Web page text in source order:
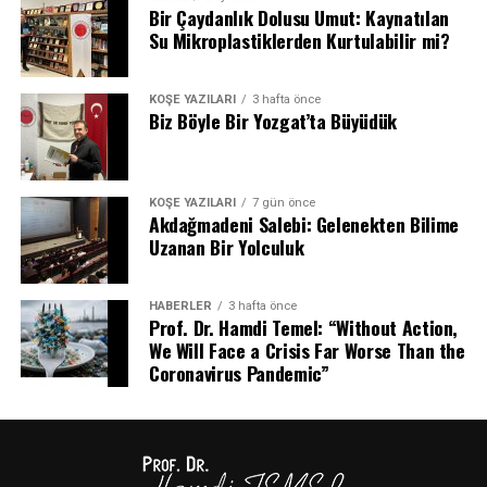
peynir, aslında bizlere çok önemli bir gerçeği anlatıyor:
Geçmişten geleceğe uzanan güçlü üretim mirasımız;
hem sağlığımızı koruyor hem de eşsiz lezzetleri
yaşatmaya devam ediyor.
Bu anlamlı ziyareti gerçekleştirmemize vesile olan
Bir Çaydanlık Dolusu Umut: Kaynatılan
Su Mikroplastiklerden Kurtulabilir mi?
KÖŞE YAZILARI 3 hafta önce
Biz Böyle Bir Yozgat’ta Büyüdük
KÖŞE YAZILARI 7 gün önce
Akdağmadeni Salebi: Gelenekten Bilime
Uzanan Bir Yolculuk
HABERLER 3 hafta önce
Prof. Dr. Hamdi Temel: “Without Action,
We Will Face a Crisis Far Worse Than the
Coronavirus Pandemic”